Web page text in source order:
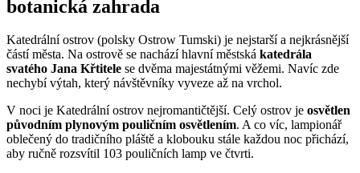
botanická zahrada
Katedrální ostrov (polsky Ostrow Tumski) je nejstarší a nejkrásnější
částí města. Na ostrově se nachází hlavní městská katedrála
svatého Jana Křtitele se dvěma majestátnými věžemi. Navíc zde
nechybí výtah, který návštěvníky vyveze až na vrchol.
V noci je Katedrální ostrov nejromantičtější. Celý ostrov je osvětlen
původním plynovým pouličním osvětlením. A co víc, lampionář
oblečený do tradičního pláště a klobouku stále každou noc přichází,
aby ručně rozsvítil 103 pouličních lamp ve čtvrti.